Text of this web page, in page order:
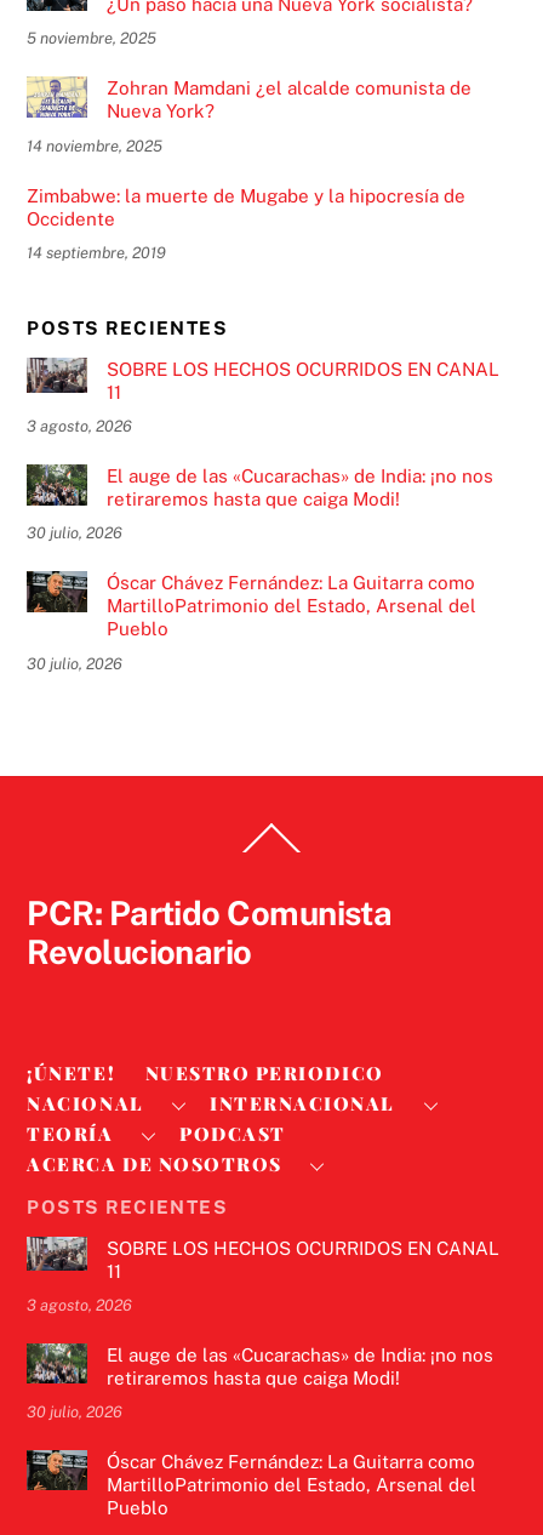
¿Un paso hacia una Nueva York socialista?
5 noviembre, 2025
Zohran Mamdani ¿el alcalde comunista de
Nueva York?
14 noviembre, 2025
Zimbabwe: la muerte de Mugabe y la hipocresía de
Occidente
14 septiembre, 2019
POSTS RECIENTES
SOBRE LOS HECHOS OCURRIDOS EN CANAL
11
3 agosto, 2026
El auge de las «Cucarachas» de India: ¡no nos
retiraremos hasta que caiga Modi!
30 julio, 2026
Óscar Chávez Fernández: La Guitarra como
MartilloPatrimonio del Estado, Arsenal del
Pueblo
30 julio, 2026
To
PCR: Partido Comunista
Revolucionario
¡ÚNETE!
NUESTRO PERIODICO
NACIONAL
INTERNACIONAL
TEORÍA
PODCAST
ACERCA DE NOSOTROS
POSTS RECIENTES
SOBRE LOS HECHOS OCURRIDOS EN CANAL
11
3 agosto, 2026
El auge de las «Cucarachas» de India: ¡no nos
retiraremos hasta que caiga Modi!
30 julio, 2026
Óscar Chávez Fernández: La Guitarra como
MartilloPatrimonio del Estado, Arsenal del
Pueblo